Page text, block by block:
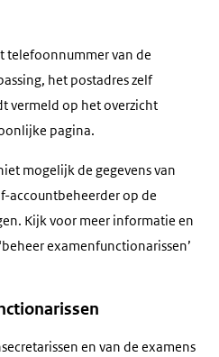
telefoonnummer van de
het postadres zelf
vermeld op het overzicht
pagina.
mogelijk de gegevens van
accountbeheerder op de
Kijk voor meer informatie en
examenfunctionarissen’
en van de examens